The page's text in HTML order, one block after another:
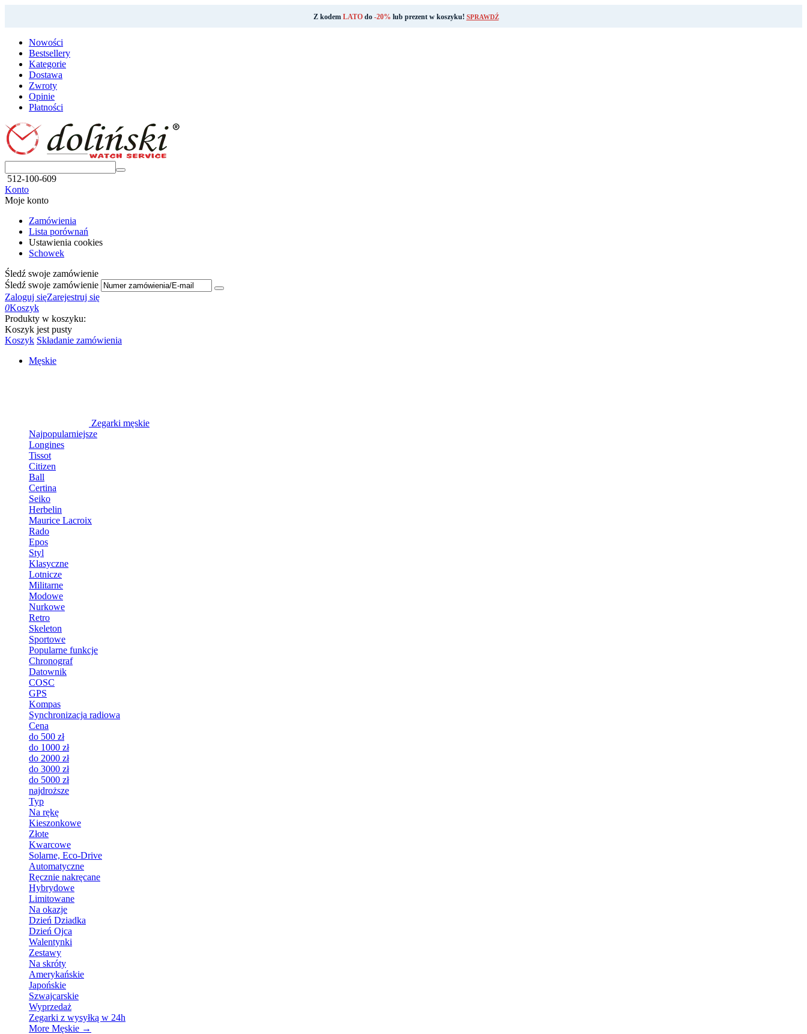
Z kodem LATOdo -20% lub prezent w koszyku! SPRAWDŹ
Nowości
Bestsellery
Kategorie
Dostawa
Zwroty
Opinie
Płatności
512-100-609
Konto
Moje konto
Zamówienia
Lista porównań
Ustawienia cookies
Schowek
Śledź swoje zamówienie
Śledź swoje zamówienie
Zaloguj sięZarejestruj się
0Koszyk
Produkty w koszyku:
Koszyk jest pusty
Koszyk Składanie zamówienia
Męskie
Zegarki męskie
Najpopularniejsze
Longines
Tissot
Citizen
Ball
Certina
Seiko
Herbelin
Maurice Lacroix
Rado
Epos
Styl
Klasyczne
Lotnicze
Militarne
Modowe
Nurkowe
Retro
Skeleton
Sportowe
Popularne funkcje
Chronograf
Datownik
COSC
GPS
Kompas
Synchronizacja radiowa
Cena
do 500 zł
do 1000 zł
do 2000 zł
do 3000 zł
do 5000 zł
najdroższe
Typ
Na rękę
Kieszonkowe
Złote
Kwarcowe
Solarne, Eco-Drive
Automatyczne
Ręcznie nakręcane
Hybrydowe
Limitowane
Na okazje
Dzień Dziadka
Dzień Ojca
Walentynki
Zestawy
Na skróty
Amerykańskie
Japońskie
Szwajcarskie
Wyprzedaż
Zegarki z wysyłką w 24h
More Męskie →